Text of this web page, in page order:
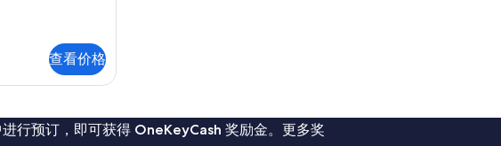
查看价格
行预订，即可获得 OneKeyCash 奖励金。更多奖